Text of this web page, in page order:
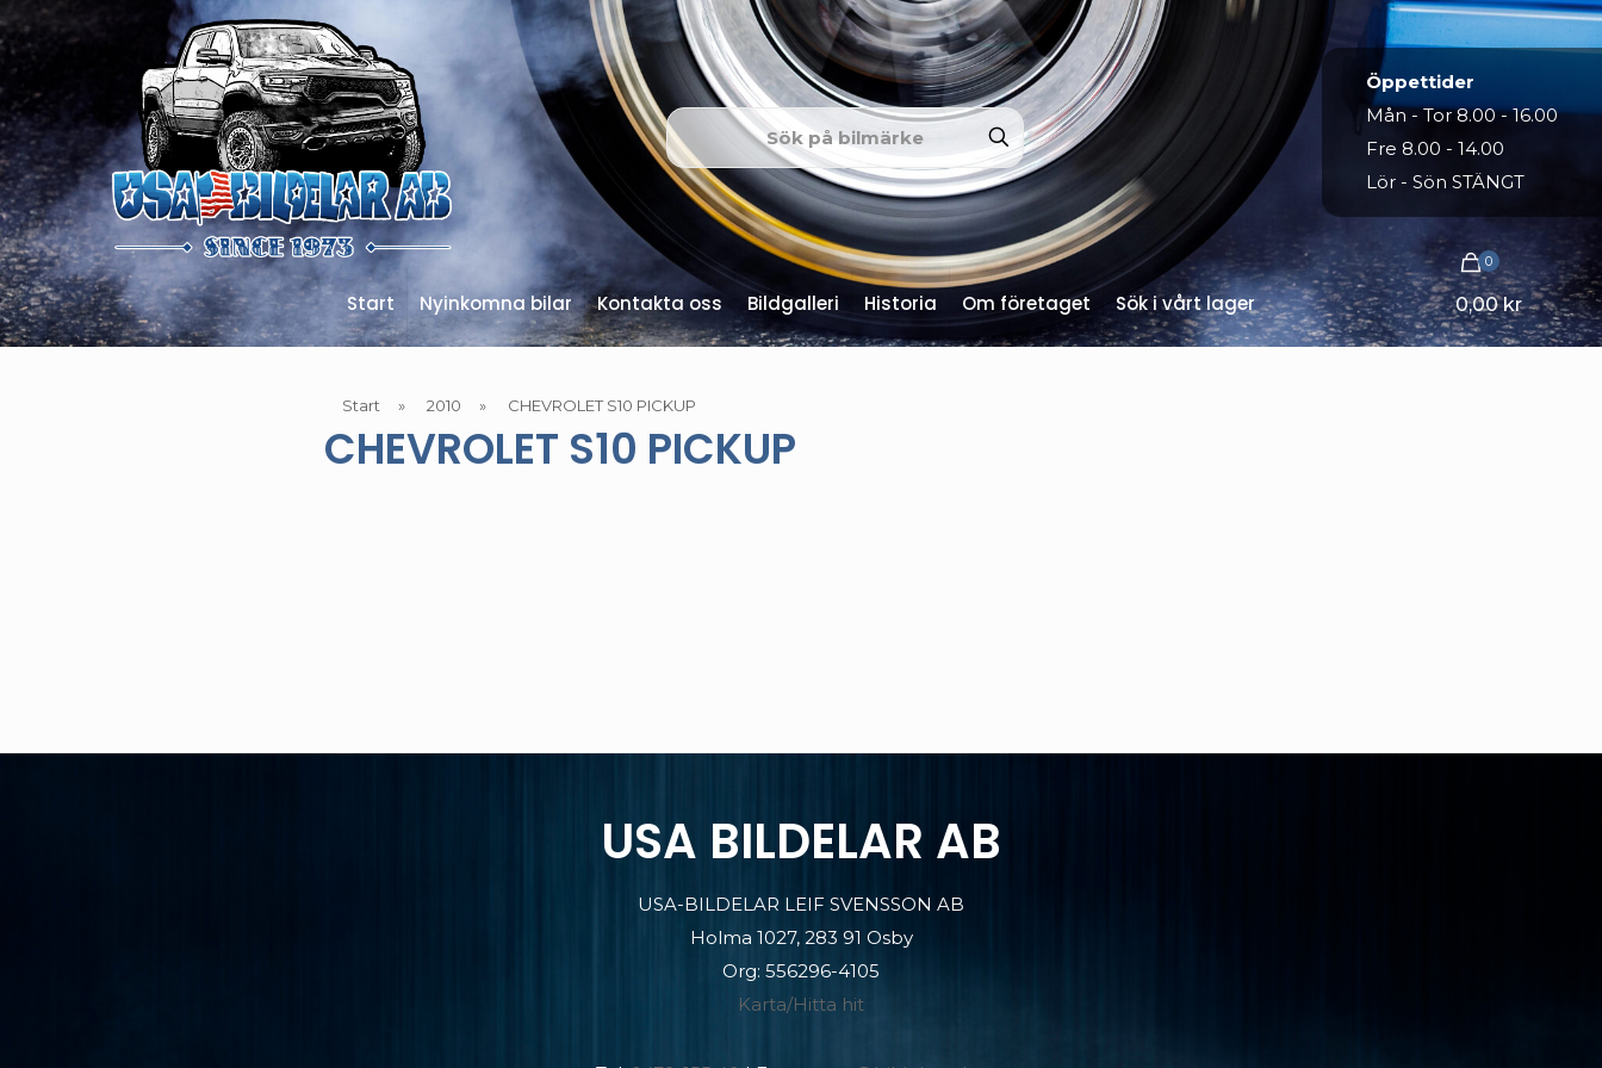
0
0,00 kr
Start Nyinkomna bilar Kontakta oss Bildgalleri Historia Om företaget Sök i vårt lager
Öppettider
Mån - Tor 8.00 - 16.00
Fre 8.00 - 14.00
Lör - Sön STÄNGT
Start » 2010 » CHEVROLET S10 PICKUP
CHEVROLET S10 PICKUP
USA BILDELAR AB
USA-BILDELAR LEIF SVENSSON AB
Holma 1027, 283 91 Osby
Org: 556296-4105
Karta/Hitta hit